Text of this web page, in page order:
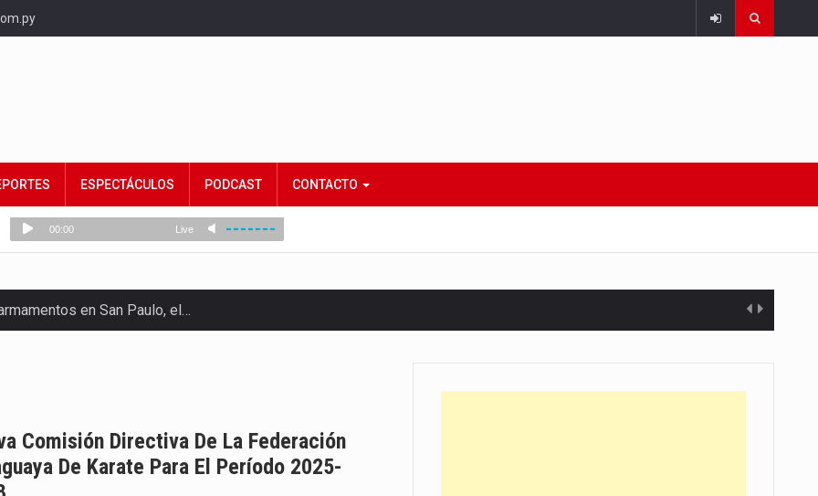
ESPECTÁCULOS PODCAST CONTACTO
en San Paulo, el…
(MEC) ha confirmado la…
que reside en…
en el aeropuerto…
Comisión Directiva De La Federación
De Karate Para El Período 2025-